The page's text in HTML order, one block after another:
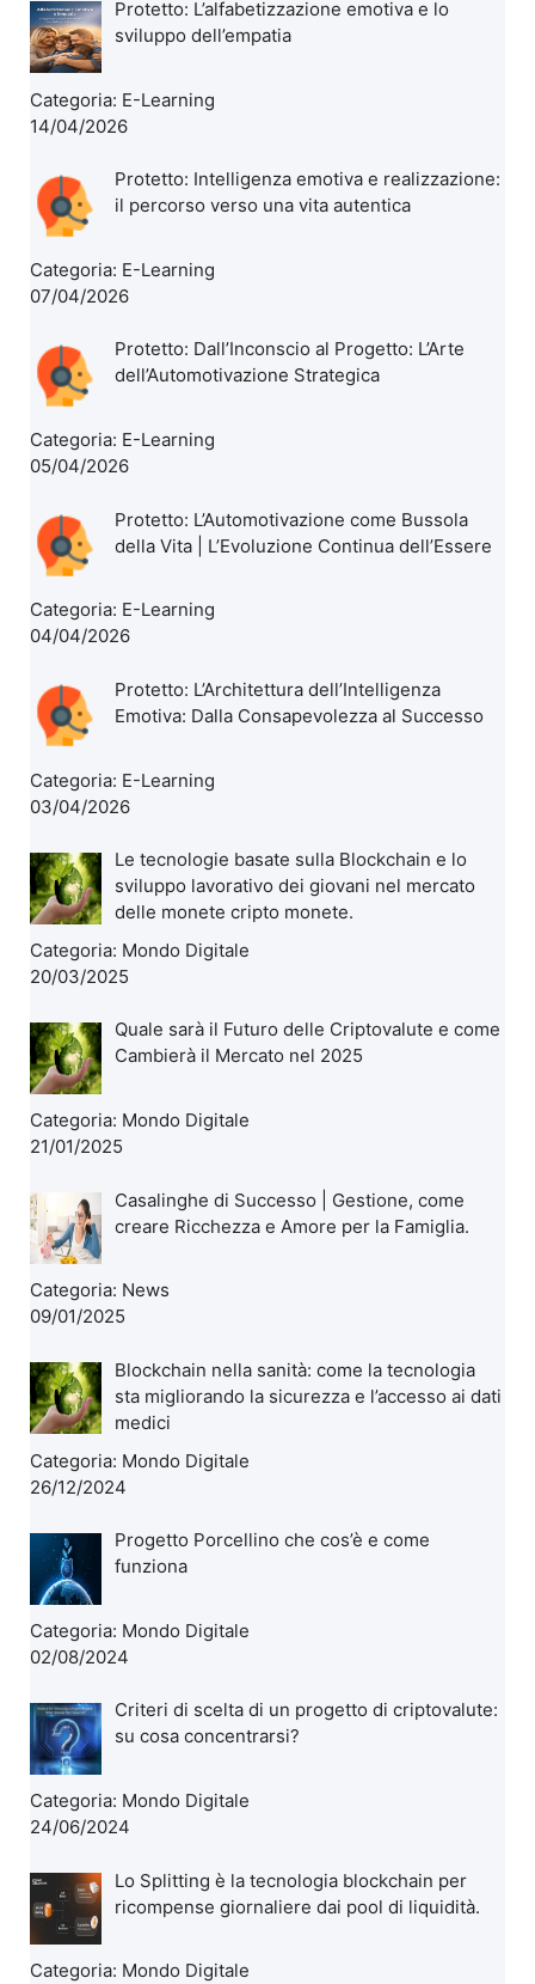
Protetto: L’alfabetizzazione emotiva e lo
sviluppo dell’empatia
Categoria: E-Learning
14/04/2026
Protetto: Intelligenza emotiva e realizzazione:
il percorso verso una vita autentica
Categoria: E-Learning
07/04/2026
Protetto: Dall’Inconscio al Progetto: L’Arte
dell’Automotivazione Strategica
Categoria: E-Learning
05/04/2026
Protetto: L’Automotivazione come Bussola
della Vita | L’Evoluzione Continua dell’Essere
Categoria: E-Learning
04/04/2026
Protetto: L’Architettura dell’Intelligenza
Emotiva: Dalla Consapevolezza al Successo
Categoria: E-Learning
03/04/2026
Le tecnologie basate sulla Blockchain e lo
sviluppo lavorativo dei giovani nel mercato
delle monete cripto monete.
Categoria: Mondo Digitale
20/03/2025
Quale sarà il Futuro delle Criptovalute e come
Cambierà il Mercato nel 2025
Categoria: Mondo Digitale
21/01/2025
Casalinghe di Successo | Gestione, come
creare Ricchezza e Amore per la Famiglia.
Categoria: News
09/01/2025
Blockchain nella sanità: come la tecnologia
sta migliorando la sicurezza e l’accesso ai dati
medici
Categoria: Mondo Digitale
26/12/2024
Progetto Porcellino che cos’è e come
funziona
Categoria: Mondo Digitale
02/08/2024
Criteri di scelta di un progetto di criptovalute:
su cosa concentrarsi?
Categoria: Mondo Digitale
24/06/2024
Lo Splitting è la tecnologia blockchain per
ricompense giornaliere dai pool di liquidità.
Categoria: Mondo Digitale